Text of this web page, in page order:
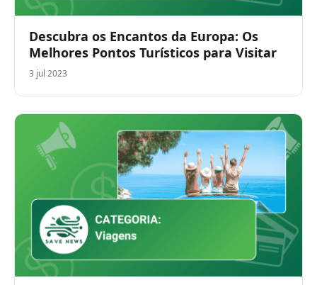
Descubra os Encantos da Europa: Os
Melhores Pontos Turísticos para Visitar
3 jul 2023